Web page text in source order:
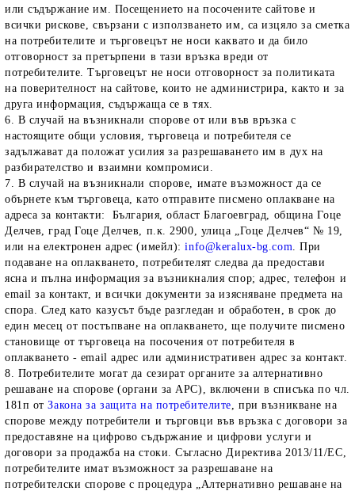
или съдържание им. Посещението на посочените сайтове и
всички рискове, свързани с използването им, са изцяло за сметка
на потребителите и търговецът не носи каквато и да било
отговорност за претърпени в тази връзка вреди от
потребителите. Търговецът не носи отговорност за политиката
на поверителност на сайтове, които не администрира, както и за
друга информация, съдържаща се в тях.
6. В случай на възникнали спорове от или във връзка с
настоящите общи условия, търговеца и потребителя се
задължават да положат усилия за разрешаването им в дух на
разбирателство и взаимни компромиси.
7. В случай на възникнали спорове, имате възможност да се
обърнете към търговеца, като отправите писмено оплакване на
адреса за контакти: България, област Благоевград, община Гоце
Делчев, град Гоце Делчев, п.к. 2900, улица „Гоце Делчев“ № 19,
или на електронен адрес (имейл):info@keralux-bg.com. При
подаване на оплакването, потребителят следва да предостави
ясна и пълна информация за възникналия спор; адрес, телефон и
email за контакт, и всички документи за изясняване предмета на
спора. След като казусът бъде разгледан и обработен, в срок до
един месец от постъпване на оплакването, ще получите писмено
становище от търговеца на посочения от потребителя в
оплакването - email адрес или административен адрес за контакт.
8. Потребителите могат да сезират органите за алтернативно
решаване на спорове (органи за АРС), включени в списъка по чл.
181п отЗакона за защита на потребителите, при възникване на
спорове между потребители и търговци във връзка с договори за
предоставяне на цифрово съдържание и цифрови услуги и
договори за продажба на стоки. Съгласно Директива 2013/11/ЕС,
потребителите имат възможност за разрешаване на
потребителски спорове с процедура „Алтернативно решаване на